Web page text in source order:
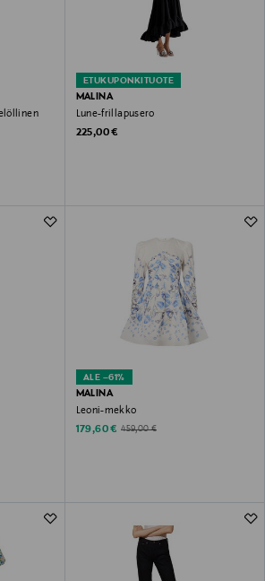
ETUKUPONKITUOTE
MALINA
Lune-frillapusero
Original Price
225,00 €
ALE –61%
MALINA
Leoni-mekko
Discounted Price
179,60 € Original Price
459,00 €